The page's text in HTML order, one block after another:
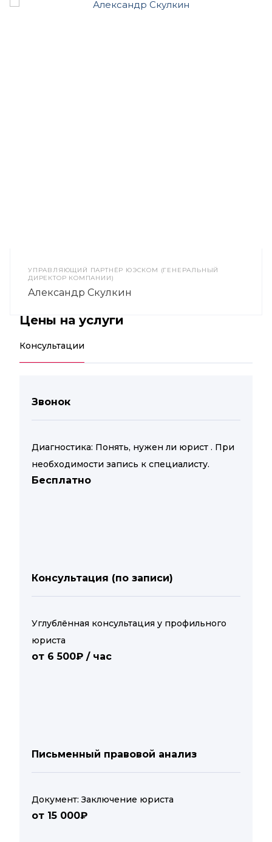
УПРАВЛЯЮЩИЙ ПАРТНЁР ЮЭСКОМ (ГЕНЕРАЛЬНЫЙ
ДИРЕКТОР КОМПАНИИ)
Александр Скулкин
Цены на услуги
Консультации
Звонок
Диагностика: Понять, нужен ли юрист . При
необходимости запись к специалисту.
Бесплатно
Консультация (по записи)
Углублённая консультация у профильного
юриста
от 6 500₽ / час
Письменный правовой анализ
Документ: Заключение юриста
от 15 000₽